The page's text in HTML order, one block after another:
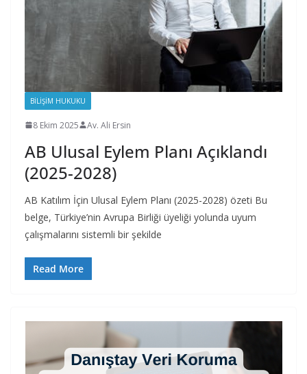
BILIŞIM HUKUKU
8 Ekim 2025 Av. Ali Ersin
AB Ulusal Eylem Planı Açıklandı
(2025-2028)
AB Katılım İçin Ulusal Eylem Planı (2025-2028) özeti Bu
belge, Türkiye’nin Avrupa Birliği üyeliği yolunda uyum
çalışmalarını sistemli bir şekilde
Read More